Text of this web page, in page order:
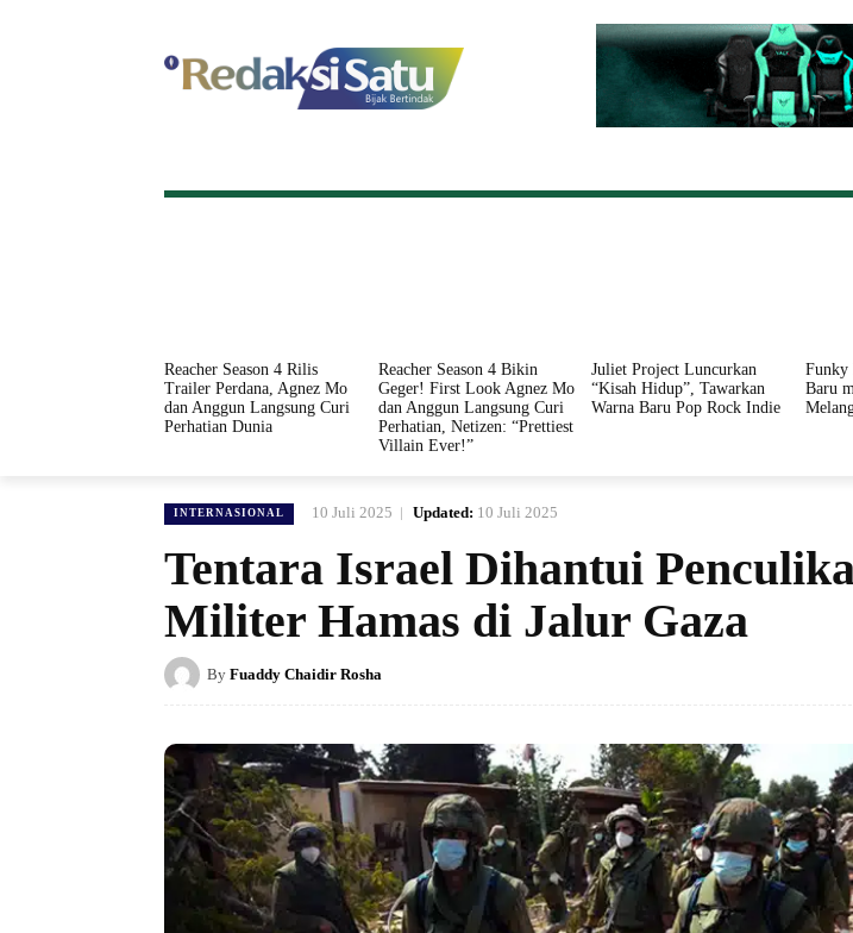
Reacher Season 4 Rilis
Trailer Perdana, Agnez Mo
dan Anggun Langsung Curi
Perhatian Dunia
Reacher Season 4 Bikin
Geger! First Look Agnez Mo
dan Anggun Langsung Curi
Perhatian, Netizen: “Prettiest
Villain Ever!”
Juliet Project Luncurkan
“Kisah Hidup”, Tawarkan
Warna Baru Pop Rock Indie
Funky
Baru
INTERNASIONAL 10 Juli 2025 Updated: 10 Juli 2025
Tentara Israel Dihantui
Militer Hamas di Jalur Gaza
By Fuaddy Chaidir Rosha